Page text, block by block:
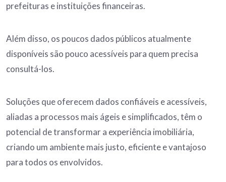
prefeituras e instituições financeiras.
Além disso, os poucos dados públicos atualmente
disponíveis são pouco acessíveis para quem precisa
consultá-los.
Soluções que oferecem dados confiáveis e acessíveis,
aliadas a processos mais ágeis e simplificados, têm o
potencial de transformar a experiência imobiliária,
criando um ambiente mais justo, eficiente e vantajoso
para todos os envolvidos.